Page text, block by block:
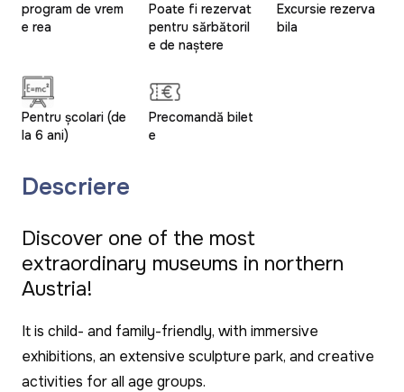
program de vrem
e rea
Poate fi rezervat
pentru sărbătoril
e de naștere
Excursie rezerva
bila
Pentru școlari (de
la 6 ani)
Precomandă bilet
e
Descriere
Discover one of the most
extraordinary museums in northern
Austria!
It is child- and family-friendly, with immersive
exhibitions, an extensive sculpture park, and creative
activities for all age groups.